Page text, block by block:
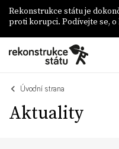
Rekonstrukce státu je
proti korupci. Podívejte se, o
Úvodní strana
Aktuality